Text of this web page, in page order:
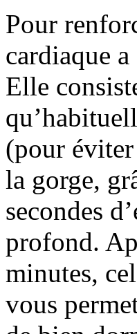
Pour
cardiaque
Elle
(pour éviter
la gorge,
secondes
profond.
minutes,
vous